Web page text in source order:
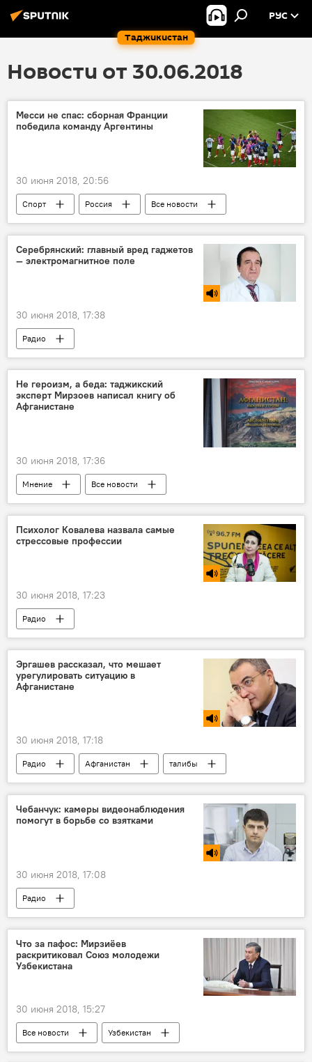
Таджикистан
РУС
Новости от 30.06.2018
Месси не спас: сборная Франции
победила команду Аргентины
30 июня 2018, 20:56
Спорт Россия
Все новости
ФИФА
ЧМ-2018
Серебрянский: главный вред гаджетов
— электромагнитное поле
30 июня 2018, 17:38
Радио
Не героизм, а беда: таджикский
эксперт Мирзоев написал книгу об
Афганистане
30 июня 2018, 17:36
Мнение
Все новости
Афганистан и Таджикистан: новости на границе
Афганистан
война Политика
Психолог Ковалева назвала самые
стрессовые профессии
30 июня 2018, 17:23
Радио
Эргашев рассказал, что мешает
урегулировать ситуацию в
Афганистане
30 июня 2018, 17:18
Радио Афганистан талибы
Чебанчук: камеры видеонаблюдения
помогут в борьбе со взятками
30 июня 2018, 17:08
Радио
Что за пафос: Мирзиёев
раскритиковал Союз молодежи
Узбекистана
30 июня 2018, 15:27
Все новости
Узбекистан
Шавкат Мирзиёев
Центральная Азия